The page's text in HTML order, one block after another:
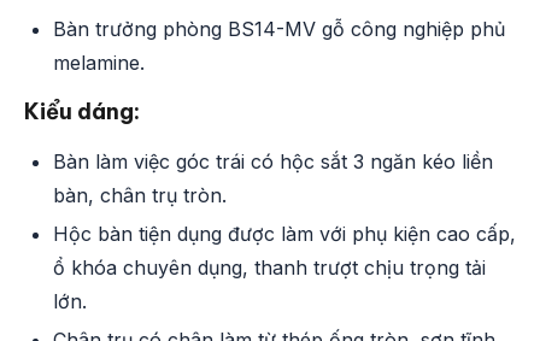
Bàn trưởng phòng BS14-MV gỗ công nghiệp phủ
melamine.
Kiểu dáng:
Bàn làm việc góc trái có hộc sắt 3 ngăn kéo liền
bàn, chân trụ tròn.
Hộc bàn tiện dụng được làm với phụ kiện cao cấp,
ổ khóa chuyên dụng, thanh trượt chịu trọng tải
lớn.